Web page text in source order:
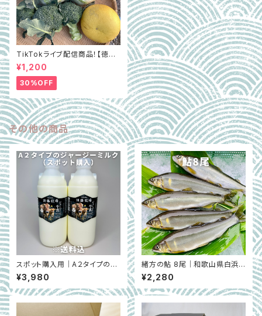
TikTokライブ配信商品！【徳島
県阿波市】GOTTSO阿波セレ
クト3種詰合せ約2.8㎏（ミルフィ
ー菜含む）
¥1,200
30%OFF
その他の商品
スポット購入用｜A２タイプのジ
ャージーミルク900㎖×2本 ※
超新鮮・低温殺菌・ノンホモ｜千
葉県館山市
¥3,980
緒方の鮎 8尾｜和歌山県白浜
町（6月上旬〜9月末）
¥2,280